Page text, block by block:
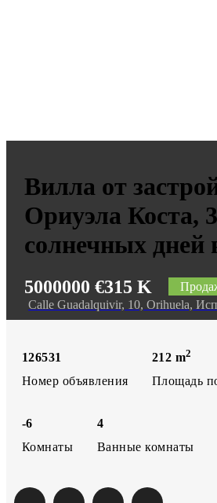
Вилла от
Ориуэла Коста,
солнечных дней
5000000 €315 K
Calle Guadalquivir, 10, Orihuela,
126531
Номер объявления
212 m2
Площадь
-6
Комнаты
4
Ванные комнаты